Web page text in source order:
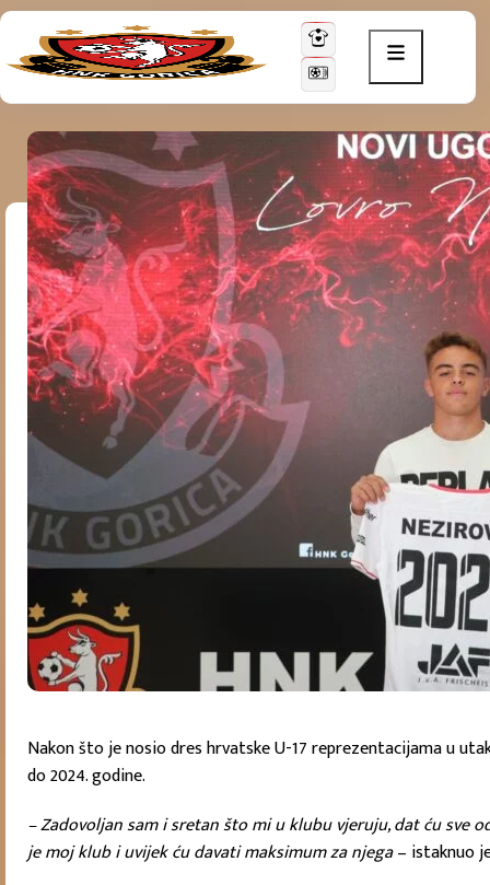
Nakon što je nosio dres hrvatske U-17 reprezentacijama u
do 2024. godine.
– Zadovoljan sam i sretan što mi u klubu vjeruju, dat ću sve
je moj klub i uvijek ću davati maksimum za njega– istaknuo